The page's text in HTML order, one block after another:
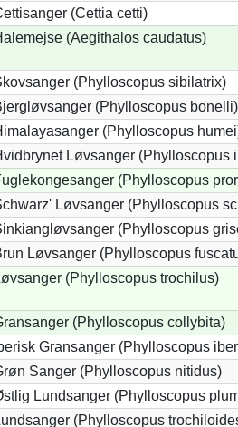
(Cettia cetti)
(Aegithalos caudatus)
(Phylloscopus sibilatrix)
(Phylloscopus bonelli)
(Phylloscopus
Løvsanger (Phylloscopus
(Phylloscopus
Løvsanger (Phylloscopus
(Phylloscopus
Løvsanger (Phylloscopus
(Phylloscopus trochilus)
(Phylloscopus collybita)
Gransanger (Phylloscopus
Sanger (Phylloscopus nitidus)
Lundsanger (Phylloscopus
(Phylloscopus